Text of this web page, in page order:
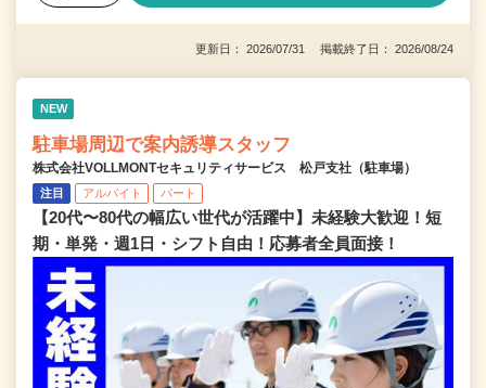
更新日： 2026/07/31 掲載終了日： 2026/08/24
NEW
駐車場周辺で案内誘導スタッフ
株式会社VOLLMONTセキュリティサービス 松戸支社（駐車場）
注目 アルバイト パート
【20代〜80代の幅広い世代が活躍中】未経験大歓迎！短
期・単発・週1日・シフト自由！応募者全員面接！